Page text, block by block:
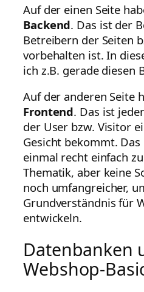
Auf der einen Seite
Backend. Das ist der
Betreibern der Seiten
vorbehalten ist. In
ich z.B. gerade diesen
Auf der anderen Seite
Frontend. Das ist
der User bzw. Visitor
Gesicht bekommt.
einmal recht einfach
Thematik, aber keine
noch umfangreicher,
Grundverständnis für
entwickeln.
Datenbanken
Webshop-